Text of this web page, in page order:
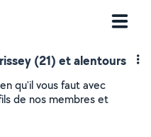
(21) et alentours
qu'il vous faut avec
de nos membres et